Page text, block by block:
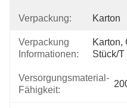
Verpackung: Karton
Verpackung
Informationen:
Karton,
Stück/t
Versorgungsmaterial-
Fähigkeit: